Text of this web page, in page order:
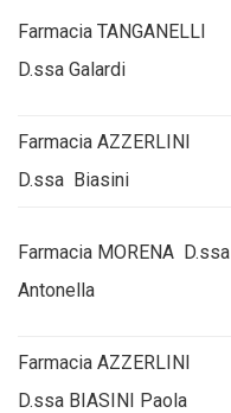
Farmacia TANGANELLI
D.ssa Galardi
Farmacia AZZERLINI
D.ssa Biasini
Farmacia MORENA D.ssa
Antonella
Farmacia AZZERLINI
D.ssa BIASINI Paola